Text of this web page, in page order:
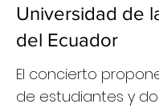
Universidad de
del Ecuador
El concierto
de estudiantes y